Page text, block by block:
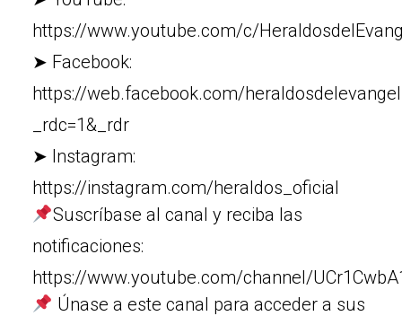
https://www.youtube.com/c/
➤ Facebook:
https://web.facebook.com/
_rdc=1&_rdr
➤ Instagram:
https://instagram.com/heraldos_oficial
Suscríbase al canal y reciba las
notificaciones:
https://www.youtube.com/channel/
Únase a este canal para acceder a sus